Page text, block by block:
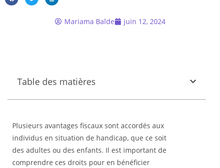
Mariama Balde juin 12, 2024
Table des matières
Plusieurs avantages fiscaux sont accordés aux
individus en situation de handicap, que ce soit
des adultes ou des enfants. Il est important de
comprendre ces droits pour en bénéficier